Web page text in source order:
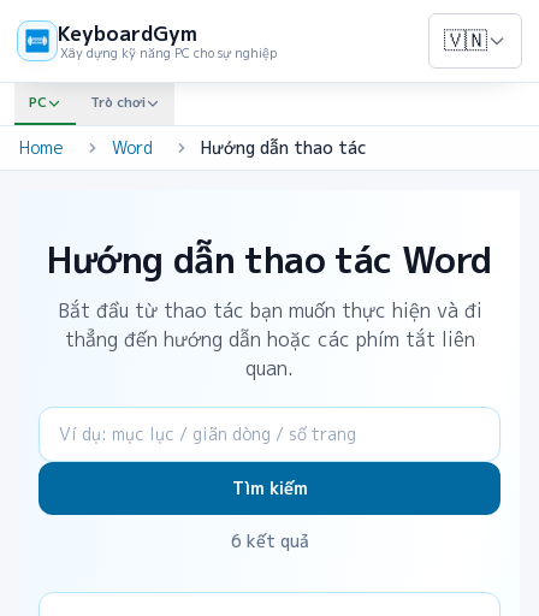
KeyboardGym
Xây dựng kỹ năng PC cho sự nghiệp 🇻🇳
PC Trò chơi
Home Word Hướng dẫn thao tác
Hướng dẫn thao tác Word
Bắt đầu từ thao tác bạn muốn thực hiện và đi
thẳng đến hướng dẫn hoặc các phím tắt liên
quan.
Tìm kiếm
6 kết quả